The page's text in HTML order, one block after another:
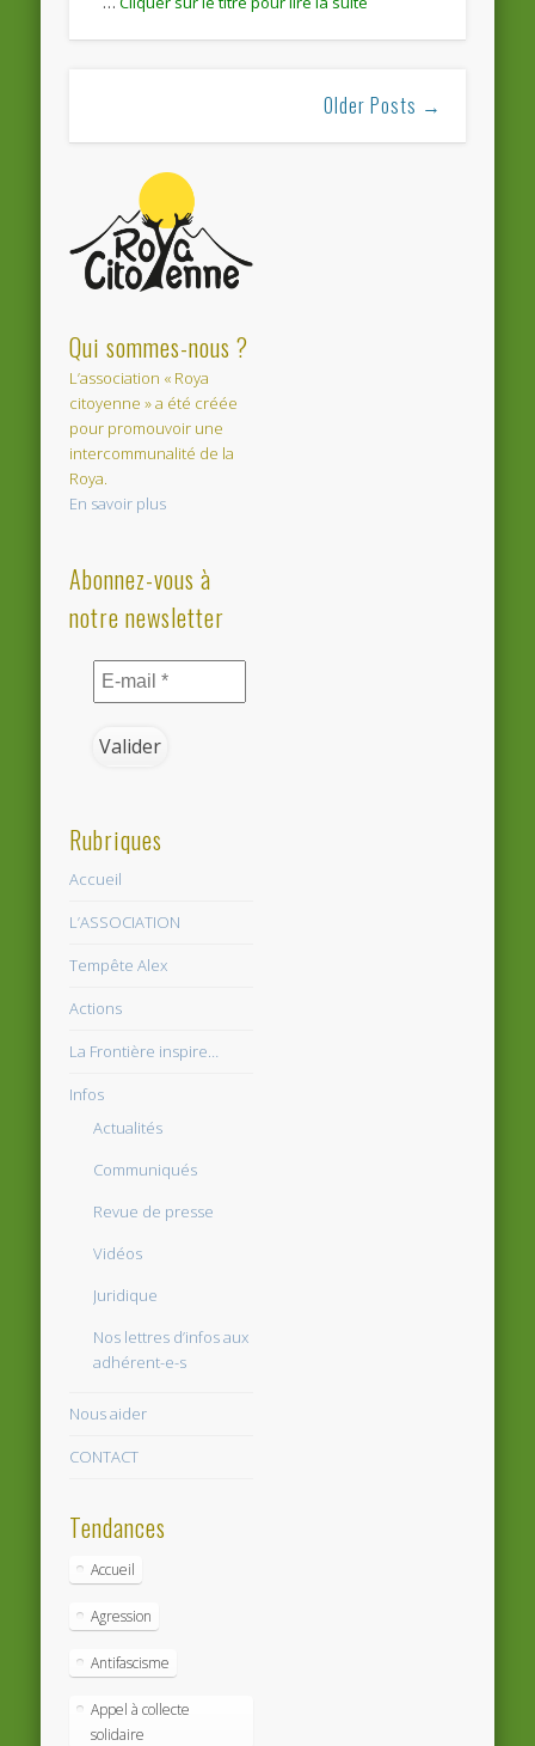
Older Posts →
Qui sommes-nous ?
L’association « Roya
citoyenne » a été créée
pour promouvoir une
intercommunalité de la
Roya.
En savoir plus
Abonnez-vous à
notre newsletter
Rubriques
Accueil
L’ASSOCIATION
Tempête Alex
Actions
La Frontière inspire…
Infos
Actualités
Communiqués
Revue de presse
Vidéos
Juridique
Nos lettres d’infos aux
adhérent-e-s
Nous aider
CONTACT
Tendances
Accueil
Agression
Antifascisme
Appel à collecte
solidaire